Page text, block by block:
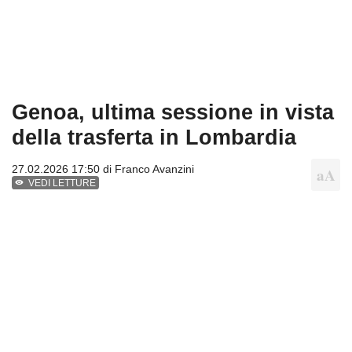
Genoa, ultima sessione in vista
della trasferta in Lombardia
27.02.2026 17:50 di Franco Avanzini
VEDI LETTURE